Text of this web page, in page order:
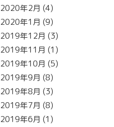
2020年2月 (4)
2020年1月 (9)
2019年12月 (3)
2019年11月 (1)
2019年10月 (5)
2019年9月 (8)
2019年8月 (3)
2019年7月 (8)
2019年6月 (1)